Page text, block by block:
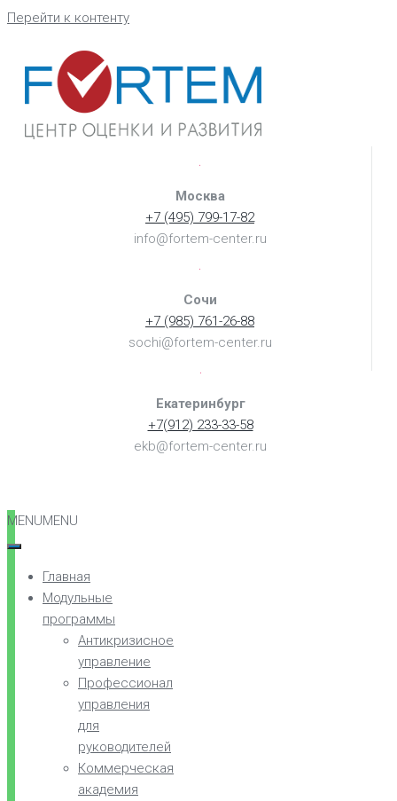
Перейти к контенту
Москва
+7 (495) 799-17-82
info@fortem-center.ru
Сочи
+7 (985) 761-26-88
sochi@fortem-center.ru
Екатеринбург
+7(912) 233-33-58
ekb@fortem-center.ru
MENUMENU
Главная
Модульные
программы
Антикризисное
управление
Профессионал
управления
для
руководителей
Коммерческая
академия